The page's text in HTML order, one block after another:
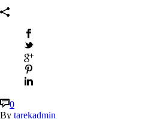
0
By tarekadmin